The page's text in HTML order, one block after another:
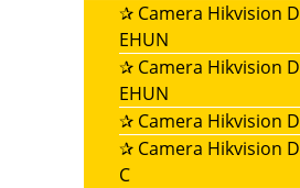
✰ Camera Hikvision
EHUN
✰ Camera Hikvision
EHUN
✰ Camera Hikvision
✰ Camera Hikvision
C